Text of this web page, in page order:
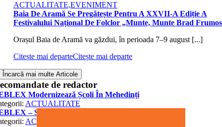
ACTUALITATE,EVENIMENT
Baia De Aramă Se Pregătește Pentru A XXVII-A Ediție A
Festivalului Național De Folclor „Munte, Munte Brad
Orașul Baia de Aramă va găzdui, în perioada 7–9 august [...]
Citește mai departeCitește mai departe
Încarcă mai multe Articole
de redactor